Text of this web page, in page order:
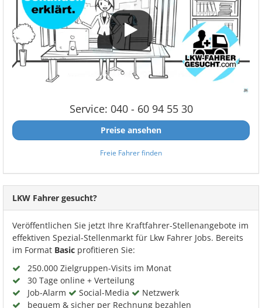
Service: 040 - 60 94 55 30
Preise ansehen
Freie Fahrer finden
LKW Fahrer gesucht?
Veröffentlichen Sie jetzt Ihre Kraftfahrer-Stellenangebote im
effektiven Spezial-Stellenmarkt für Lkw Fahrer Jobs. Bereits
im Format Basic profitieren Sie:
250.000 Zielgruppen-Visits im Monat
30 Tage online + Verteilung
Job-Alarm
Social-Media
Netzwerk
bequem & sicher per Rechnung bezahlen